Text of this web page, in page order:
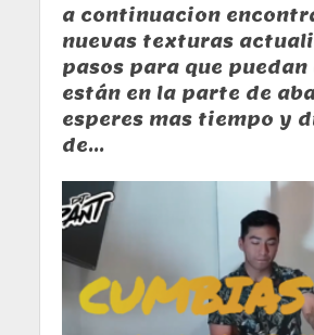
a continuacion
nuevas texturas
pasos para que
están en la parte de
esperes mas tiempo y
de...